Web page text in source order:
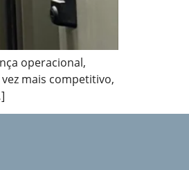
operacional,
mais competitivo,